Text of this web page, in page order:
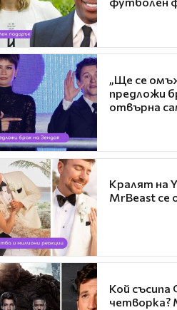
„Ще се
предложи
отвърна
Кралят на
MrBeast се
Кой
четворка?